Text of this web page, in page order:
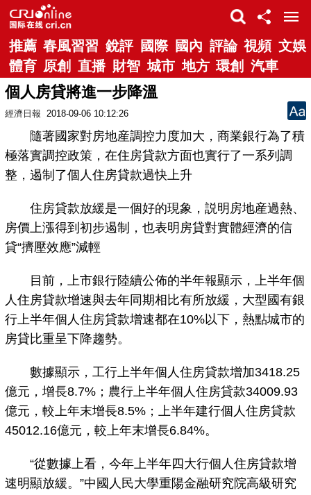
推薦 春風習習 銳評 國際 國內 評論 視頻 文娛
體育 原創 直播 財智 城市 地方 環創 汽車
個人房貸將進一步降溫
經濟日報 2018-09-06 10:12:26
隨著國家對房地産調控力度加大，商業銀行為了積
極落實調控政策，在住房貸款方面也實行了一系列調
整，遏制了個人住房貸款過快上升
住房貸款放緩是一個好的現象，説明房地産過熱、
房價上漲得到初步遏制，也表明房貸對實體經濟的信
貸“擠壓效應”減輕
目前，上市銀行陸續公佈的半年報顯示，上半年個
人住房貸款增速與去年同期相比有所放緩，大型國有銀
行上半年個人住房貸款增速都在10%以下，熱點城市的
房貸比重呈下降趨勢。
數據顯示，工行上半年個人住房貸款增加3418.25
億元，增長8.7%；農行上半年個人住房貸款34009.93
億元，較上年末增長8.5%；上半年建行個人住房貸款
45012.16億元，較上年末增長6.84%。
“從數據上看，今年上半年四大行個人住房貸款增
速明顯放緩。”中國人民大學重陽金融研究院高級研究